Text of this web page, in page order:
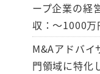
ープ企業の経
収：～1000
M&Aアドバ
門領域に特化